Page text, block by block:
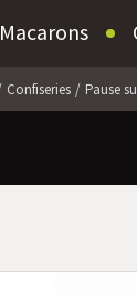
Macarons
Confiseries Pause